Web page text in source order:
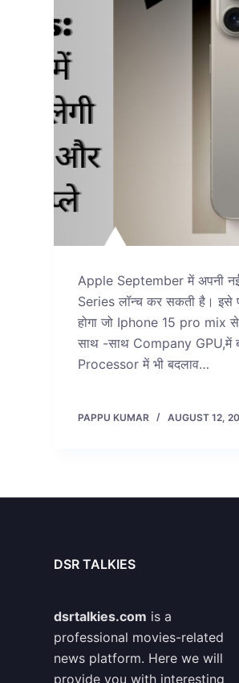
Apple September में अपनी
Series लॉन्च कर सकती है। इसे
होगा जो Iphone 15 pro mix
साथ -साथ Company GPU,में
Processor में भी बदलाव…
PAPPU KUMAR AUGUST 12,
DSR TALKIES
dsrtalkies.com is a
professional movies-related
news platform. Here we will
provide you with interesting